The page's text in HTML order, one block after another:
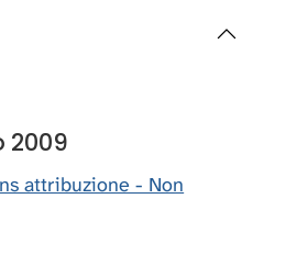
2009
attribuzione - Non